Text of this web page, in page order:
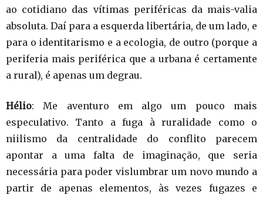
ao cotidiano das vítimas periféricas da mais-valia
absoluta. Daí para a esquerda libertária, de um lado, e
para o identitarismo e a ecologia, de outro (porque a
periferia mais periférica que a urbana é certamente
a rural), é apenas um degrau.
Hélio: Me aventuro em algo um pouco mais
especulativo. Tanto a fuga à ruralidade como o
niilismo da centralidade do conflito parecem
apontar a uma falta de imaginação, que seria
necessária para poder vislumbrar um novo mundo a
partir de apenas elementos, às vezes fugazes e